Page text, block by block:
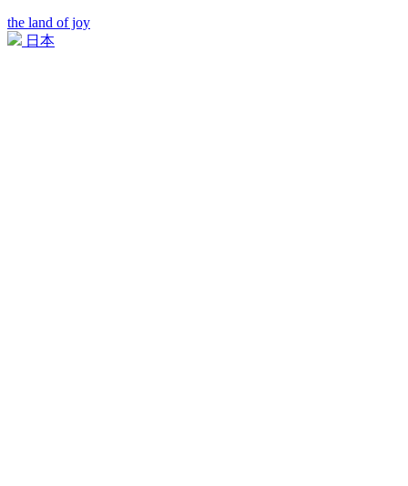
the land of joy
日本